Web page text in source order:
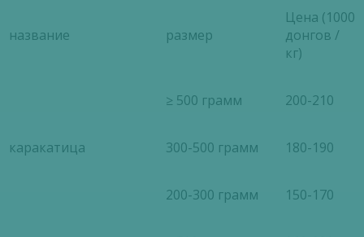
название размер
Цена (1000
донгов /
кг)
каракатица
≥ 500 грамм 200-210
300-500 грамм 180-190
200-300 грамм 150-170